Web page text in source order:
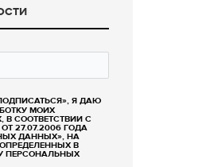
Я ДАЮ
МОИХ
СООТВЕТСТВИИ С
27.07.2006 ГОДА
ДАННЫХ», НА
В
ПЕРСОНАЛЬНЫХ